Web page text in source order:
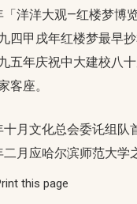
「洋洋大观—红楼梦博览
四甲戌年红楼梦最早
五年庆祝中大建校八十
客座。
十月文化总会委讬组队
二月应哈尔滨师范大学
this page